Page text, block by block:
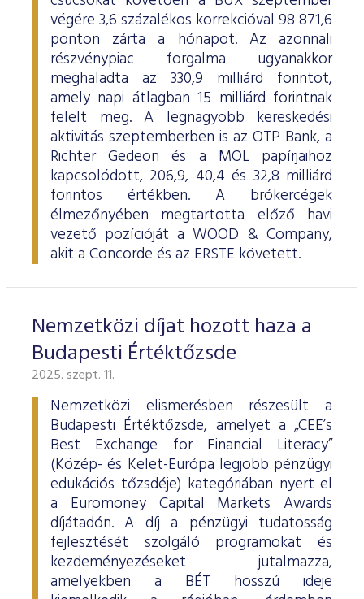
ESG Útmutató
végére 3,6 százalékos korrekcióval 98 871,6
ponton zárta a hónapot. Az azonnali
részvénypiac forgalma ugyanakkor
meghaladta az 330,9 milliárd forintot,
amely napi átlagban 15 milliárd forintnak
felelt meg. A legnagyobb kereskedési
aktivitás szeptemberben is az OTP Bank, a
Richter Gedeon és a MOL papírjaihoz
kapcsolódott, 206,9, 40,4 és 32,8 milliárd
forintos értékben. A brókercégek
élmezőnyében megtartotta előző havi
vezető pozícióját a WOOD & Company,
akit a Concorde és az ERSTE követett.
Nemzetközi díjat hozott haza a
Budapesti Értéktőzsde
2025. szept. 11.
Nemzetközi elismerésben részesült a
Budapesti Értéktőzsde, amelyet a „CEE’s
Best Exchange for Financial Literacy”
(Közép- és Kelet-Európa legjobb pénzügyi
edukációs tőzsdéje) kategóriában nyert el
a Euromoney Capital Markets Awards
díjátadón. A díj a pénzügyi tudatosság
fejlesztését szolgáló programokat és
kezdeményezéseket jutalmazza,
amelyekben a BÉT hosszú ideje